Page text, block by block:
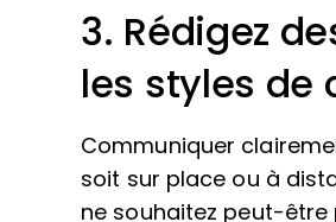
3. Rédigez
les styles
Communiquer
soit sur place ou à
ne souhaitez peut-être